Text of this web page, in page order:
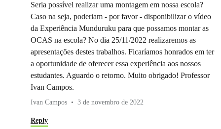
Seria possível realizar uma montagem em nossa escola?
Caso na seja, poderiam - por favor - disponibilizar o vídeo
da Experiência Munduruku para que possamos montar as
OCAS na escola? No dia 25/11/2022 realizaremos as
apresentações destes trabalhos. Ficaríamos honrados em ter
a oportunidade de oferecer essa experiência aos nossos
estudantes. Aguardo o retorno. Muito obrigado! Professor
Ivan Campos.
Ivan Campos 3 de novembro de 2022
Reply